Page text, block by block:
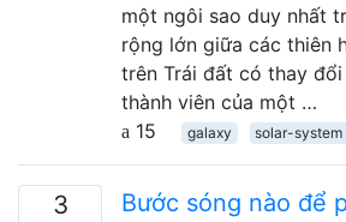
một ngôi sao duy nhất
rộng lớn giữa các thiên
trên Trái đất có thay
thành viên của một …
15
galaxy solar-system
3
Bước sóng nào để